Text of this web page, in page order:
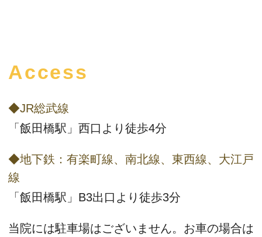
Access
◆JR総武線
「飯田橋駅」西口より徒歩4分
◆地下鉄：有楽町線、南北線、東西線、大江戸
線
「飯田橋駅」B3出口より徒歩3分
当院には駐車場はございません。お車の場合は